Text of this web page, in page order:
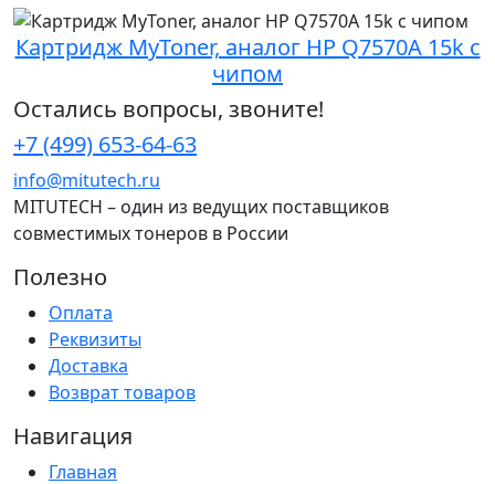
Картридж MyToner, аналог HP Q7570A 15k с
чипом
Остались вопросы, звоните!
+7 (499) 653-64-63
info@mitutech.ru
MITUTECH – один из ведущих поставщиков
совместимых тонеров в России
Полезно
Оплата
Реквизиты
Доставка
Возврат товаров
Навигация
Главная